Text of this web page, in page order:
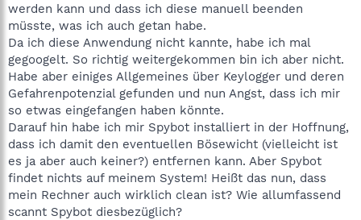
werden kann und dass ich diese manuell beenden
müsste, was ich auch getan habe.
Da ich diese Anwendung nicht kannte, habe ich mal
gegoogelt. So richtig weitergekommen bin ich aber nicht.
Habe aber einiges Allgemeines über Keylogger und deren
Gefahrenpotenzial gefunden und nun Angst, dass ich mir
so etwas eingefangen haben könnte.
Darauf hin habe ich mir Spybot installiert in der Hoffnung,
dass ich damit den eventuellen Bösewicht (vielleicht ist
es ja aber auch keiner?) entfernen kann. Aber Spybot
findet nichts auf meinem System! Heißt das nun, dass
mein Rechner auch wirklich clean ist? Wie allumfassend
scannt Spybot diesbezüglich?